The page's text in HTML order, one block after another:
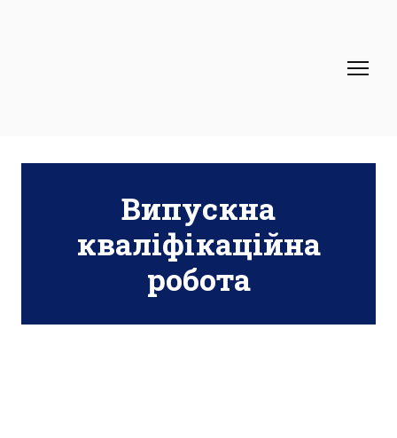
Випускна
кваліфікаційна
робота